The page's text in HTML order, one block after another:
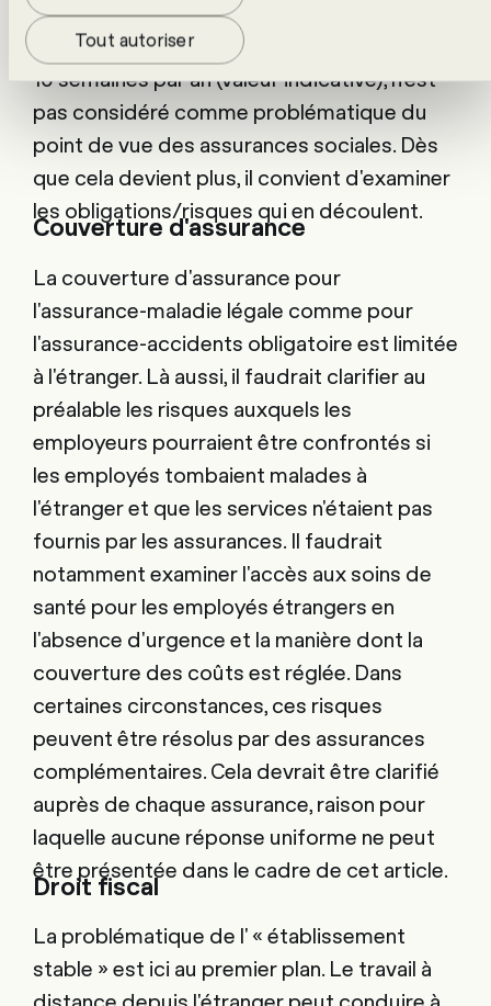
Tout autoriser
Un travail à l'étranger de 20 % maximum
d'une charge de travail annuelle, soit environ
10 semaines par an (valeur indicative), n'est
pas considéré comme problématique du
point de vue des assurances sociales. Dès
que cela devient plus, il convient d'examiner
les obligations/risques qui en découlent.
Couverture d'assurance
La couverture d'assurance pour
l'assurance-maladie légale comme pour
l'assurance-accidents obligatoire est limitée
à l'étranger. Là aussi, il faudrait clarifier au
préalable les risques auxquels les
employeurs pourraient être confrontés si
les employés tombaient malades à
l'étranger et que les services n'étaient pas
fournis par les assurances. Il faudrait
notamment examiner l'accès aux soins de
santé pour les employés étrangers en
l'absence d'urgence et la manière dont la
couverture des coûts est réglée. Dans
certaines circonstances, ces risques
peuvent être résolus par des assurances
complémentaires. Cela devrait être clarifié
auprès de chaque assurance, raison pour
laquelle aucune réponse uniforme ne peut
être présentée dans le cadre de cet article.
Droit fiscal
La problématique de l' « établissement
stable » est ici au premier plan. Le travail à
distance depuis l'étranger peut conduire à